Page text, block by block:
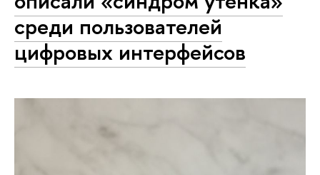
среди пользователей
цифровых интерфейсов